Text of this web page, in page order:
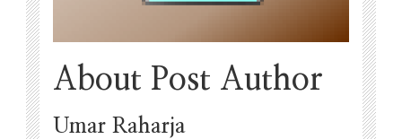
About Post Author
Umar Raharja